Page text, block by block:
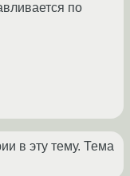
по
в эту тему. Тема